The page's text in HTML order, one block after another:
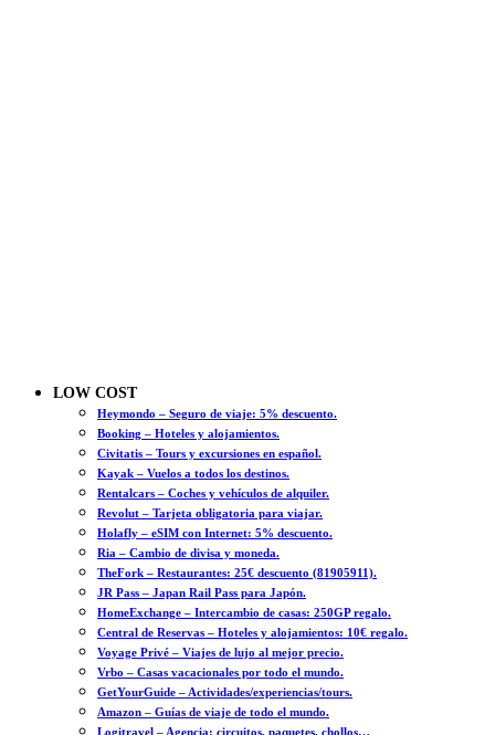
LOW COST
Heymondo – Seguro de viaje: 5% descuento.
Booking – Hoteles y alojamientos.
Civitatis – Tours y excursiones en español.
Kayak – Vuelos a todos los destinos.
Rentalcars – Coches y vehículos de alquiler.
Revolut – Tarjeta obligatoria para viajar.
Holafly – eSIM con Internet: 5% descuento.
Ria – Cambio de divisa y moneda.
TheFork – Restaurantes: 25€ descuento (81905911).
JR Pass – Japan Rail Pass para Japón.
HomeExchange – Intercambio de casas: 250GP regalo.
Central de Reservas – Hoteles y alojamientos: 10€ regalo.
Voyage Privé – Viajes de lujo al mejor precio.
Vrbo – Casas vacacionales por todo el mundo.
GetYourGuide – Actividades/experiencias/tours.
Amazon – Guías de viaje de todo el mundo.
Logitravel – Agencia: circuitos, paquetes, chollos…